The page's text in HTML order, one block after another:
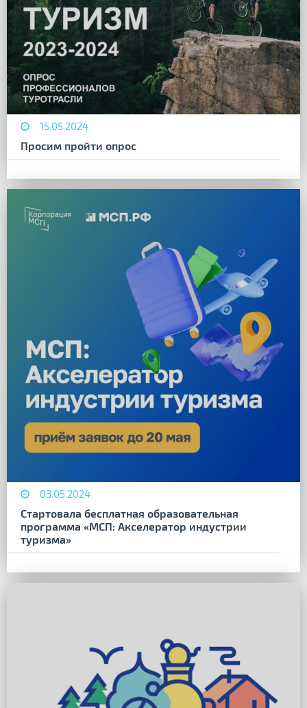
15.05.2024
Просим пройти опрос
03.05.2024
Стартовала бесплатная образовательная
программа «МСП: Акселератор индустрии
туризма»